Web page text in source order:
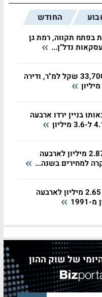
החודש
בפתח תקווה, רמת גן
נדל"ן...
רמת יוסף: 33,700 שקל למ"ר, ודירה
בניין ירדו ארבעה
מרום נווה: 2.87 מיליון לארבעה
למחירים בשנה...
קריית גנים: 2.65 מיליון לארבעה
של שוק ההון